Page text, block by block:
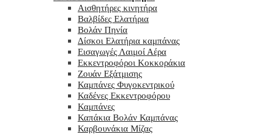
Αισθητήρες κινητήρα
Βαλβίδες Ελατήρια
Βολάν Πηνία
Δίσκοι Ελατήρια καμπάνας
Εισαγωγές Λαιμοί Αέρα
Εκκεντροφόροι Κοκκοράκια
Ζουάν Εξάτμισης
Καμπάνες Φυγοκεντρικού
Καδένες Εκκεντροφόρου
Καμπάνες
Καπάκια Βολάν Καμπάνας
Καρβουνάκια Μίζας